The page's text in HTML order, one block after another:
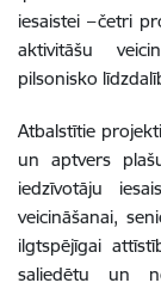
iesaistei – četri
aktivitāšu
pilsonisko
Atbalstītie
un aptvers
iedzīvotāju
veicināšanai,
ilgtspējīgai
saliedētu un